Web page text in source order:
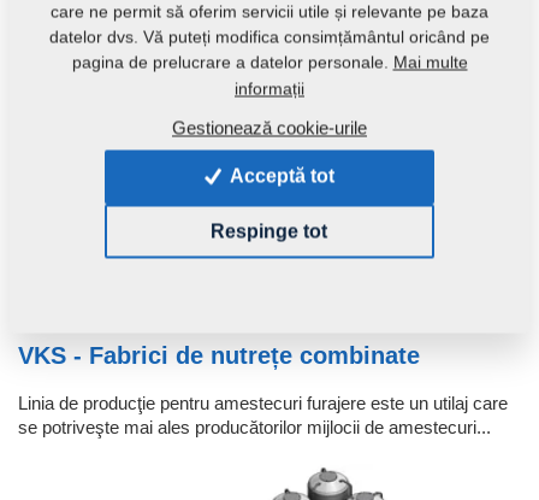
VKS - Fabrici de nutrețe combinate
Linia de producţie pentru amestecuri furajere este un utilaj care
se potriveşte mai ales producătorilor mijlocii de amestecuri...
care ne permit să oferim servicii utile și relevante pe baza
datelor dvs. Vă puteți modifica consimțământul oricând pe
pagina de prelucrare a datelor personale. Mai multe
informații
Gestionează cookie-urile
Acceptă tot
Respinge tot